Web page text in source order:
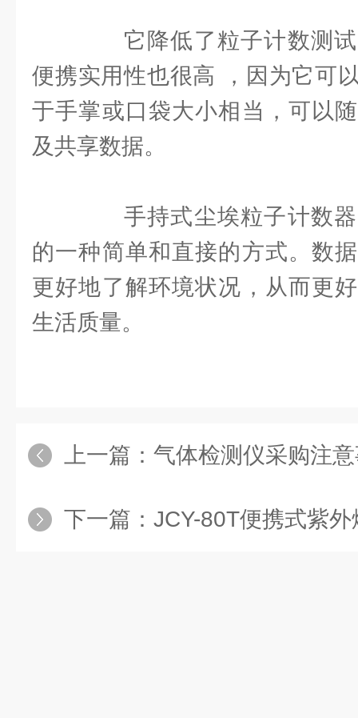
它降低了粒子计数测试
便携实用性也很高 ，因为它可
于手掌或口袋大小相当，可以
及共享数据。
手持式尘埃粒子计数器
的一种简单和直接的方式。数
更好地了解环境状况，从而更
生活质量。
上一篇： 气体检测仪采购注
下一篇： JCY-80T便携式紫外烟